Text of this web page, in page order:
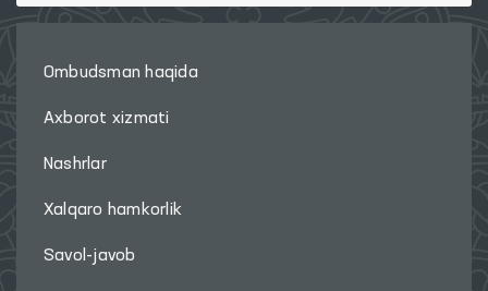
Ombudsman haqida
Axborot xizmati
Nashrlar
Xalqaro hamkorlik
Savol-javob